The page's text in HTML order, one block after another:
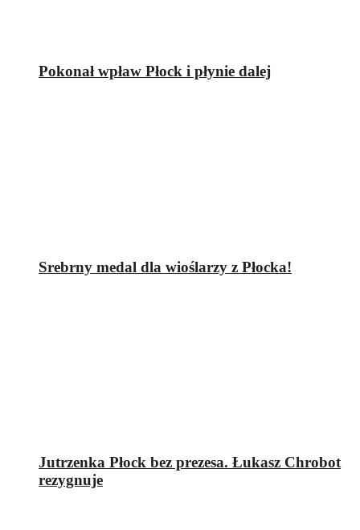
Pokonał wpław Płock i płynie dalej
Srebrny medal dla wioślarzy z Płocka!
Jutrzenka Płock bez prezesa. Łukasz Chrobot
rezygnuje